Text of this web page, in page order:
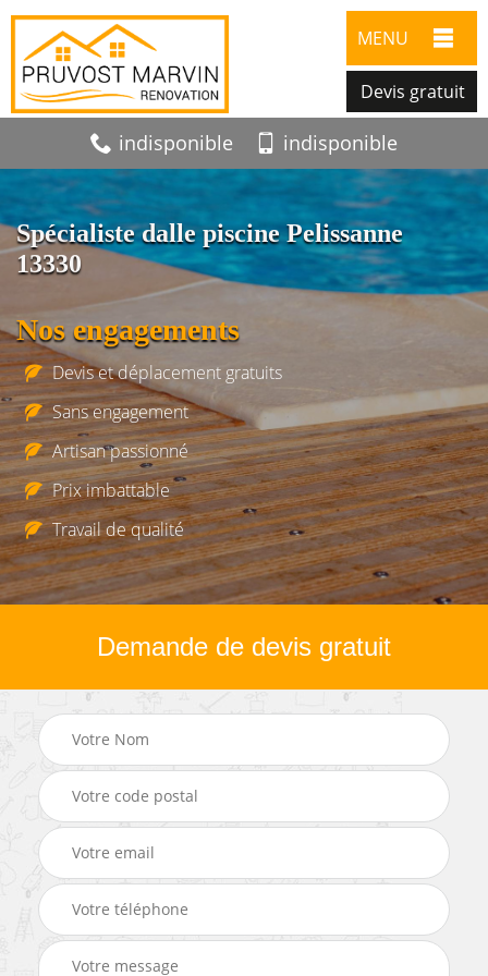
MENU
Devis gratuit
indisponible indisponible
Spécialiste dalle piscine Pelissanne
13330
Nos engagements
Devis et déplacement gratuits
Sans engagement
Artisan passionné
Prix imbattable
Travail de qualité
Demande de devis gratuit